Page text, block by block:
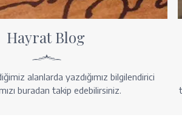
Hayrat Blog
alanlarda yazdığımız bilgilendirici
buradan takip edebilirsiniz.